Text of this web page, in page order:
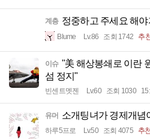
계층 정중하고 주세요 해야
Blume Lv.86 조회 1742 추
이슈 "美 해상봉쇄로 이란
섬 정지"
빈센트멧젠 Lv.60 조회 1030
유머 소개팅녀가 경제개념
하루5프로 Lv.50 조회 4075 추